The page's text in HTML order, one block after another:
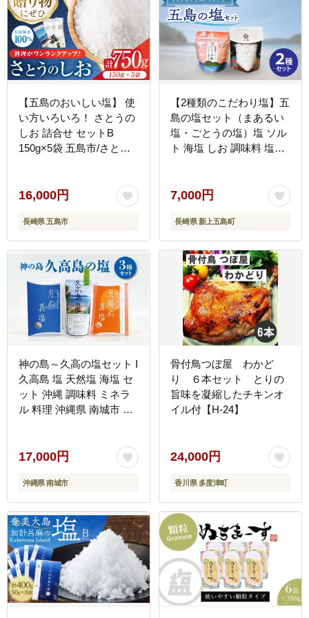
【五島のおいしい塩】 使
い方いろいろ！ さとうの
しお 詰合せ セットB
150g×5袋 五島市/さとう
16,000円
長崎県 五島市
【2種類のこだわり塩】五
島の塩セット（まあるい
塩・ごとうの塩）塩 ソル
ト 海塩 しお 調味料 塩
7,000円
長崎県 新上五島町
神の島～久高の塩セット I
久高島 塩 天然塩 海塩 セ
ット 沖縄 調味料 ミネラ
ル 料理 沖縄県 南城市 ふ
域物産館
17,000円
沖縄県 南城市
骨付鳥つぼ屋 わかど
り ６本セット とりの
旨味を凝縮したチキンオ
イル付【H-24】
24,000円
香川県 多度津町